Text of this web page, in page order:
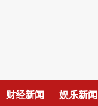
财经新闻 娱乐新闻